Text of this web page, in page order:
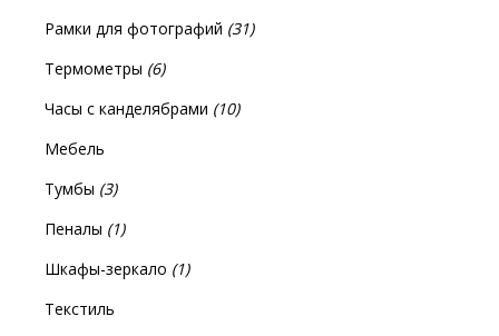
Рамки для фотографий (31)
Термометры (6)
Часы с канделябрами (10)
Мебель
Тумбы (3)
Пеналы (1)
Шкафы-зеркало (1)
Текстиль